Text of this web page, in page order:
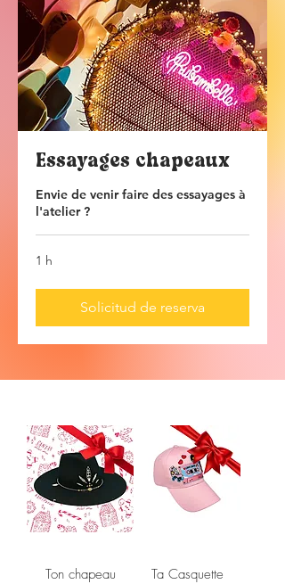
Essayages chapeaux
Envie de venir faire des essayages à
l'atelier ?
1 h
Solicitud de reserva
Ton chapeau
Ta Casquette